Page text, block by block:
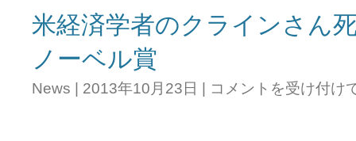
米経済学者のクラインさん
ノーベル賞
News | 2013年10月23日 | 米
コメントを受け付け